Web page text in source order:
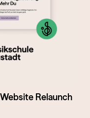
Relaunch